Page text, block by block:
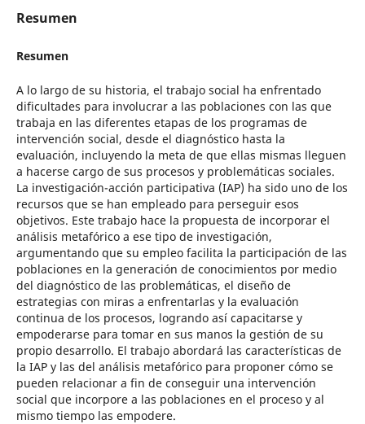
Resumen
Resumen
A lo largo de su historia, el trabajo social ha enfrentado
dificultades para involucrar a las poblaciones con las que
trabaja en las diferentes etapas de los programas de
intervención social, desde el diagnóstico hasta la
evaluación, incluyendo la meta de que ellas mismas lleguen
a hacerse cargo de sus procesos y problemáticas sociales.
La investigación-acción participativa (IAP) ha sido uno de los
recursos que se han empleado para perseguir esos
objetivos. Este trabajo hace la propuesta de incorporar el
análisis metafórico a ese tipo de investigación,
argumentando que su empleo facilita la participación de las
poblaciones en la generación de conocimientos por medio
del diagnóstico de las problemáticas, el diseño de
estrategias con miras a enfrentarlas y la evaluación
continua de los procesos, logrando así capacitarse y
empoderarse para tomar en sus manos la gestión de su
propio desarrollo. El trabajo abordará las características de
la IAP y las del análisis metafórico para proponer cómo se
pueden relacionar a fin de conseguir una intervención
social que incorpore a las poblaciones en el proceso y al
mismo tiempo las empodere.